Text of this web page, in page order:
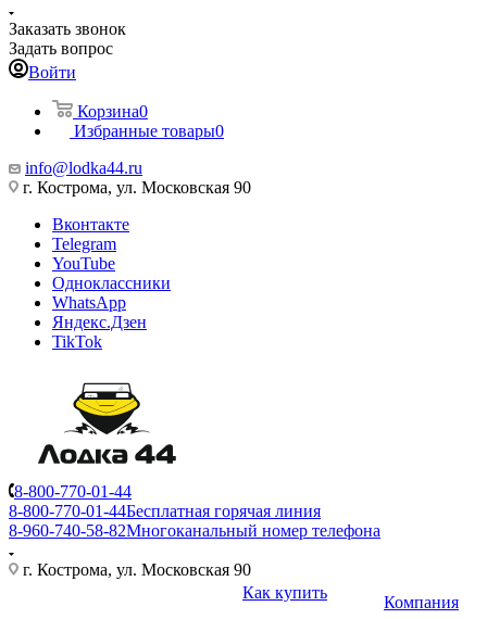
Заказать звонок
Задать вопрос
Войти
Корзина0
Избранные товары0
info@lodka44.ru
г. Кострома, ул. Московская 90
Вконтакте
Telegram
YouTube
Одноклассники
WhatsApp
Яндекс.Дзен
TikTok
8-800-770-01-44
8-800-770-01-44Бесплатная горячая линия
8-960-740-58-82Многоканальный номер телефона
г. Кострома, ул. Московская 90
Как купить
Компания